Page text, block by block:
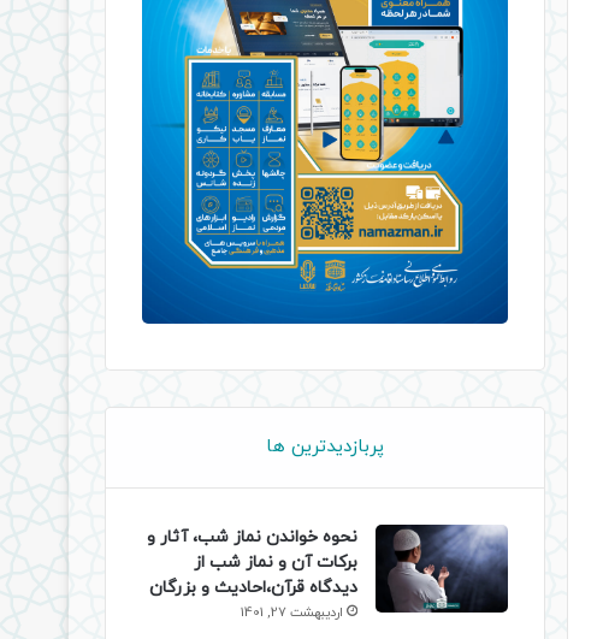
پربازدیدترین ها
نحوه خواندن نماز شب، آثار و
برکات آن و نماز شب از
دیدگاه قرآن،احادیث و بزرگان
اردیبهشت 27, 1401